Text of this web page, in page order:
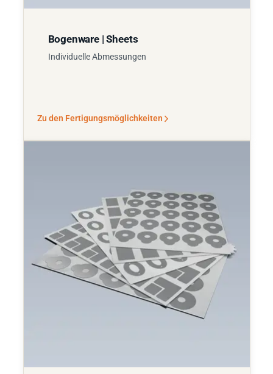
Bogenware | Sheets
Individuelle Abmessungen
Zu den Fertigungsmöglichkeiten